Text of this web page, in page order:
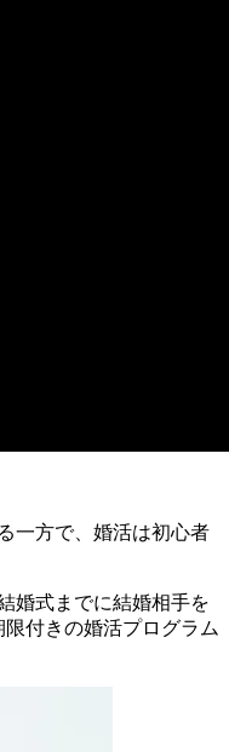
一方で、婚活は初心者
婚式までに結婚相手を
付きの婚活プログラム